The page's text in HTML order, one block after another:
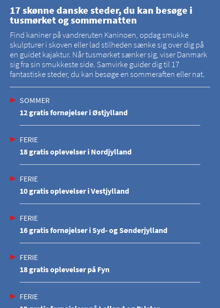
17 skønne danske steder, du kan besøge i
tusmørket og sommernatten
Find kaniner på vandreruten Kaninoen, opdag smukke
skulpturer i skoven eller lad stilheden sænke sig over dig på
en guidet kajaktur. Når tusmørket sænker sig, viser Danmark
sig fra sin smukkeste side. Samvirke guider dig til 17
fantastiske steder, du kan besøge en sommeraften eller nat.
SOMMER
12 gratis fornøjelser i Østjylland
FERIE
18 gratis oplevelser i Nordjylland
FERIE
10 gratis oplevelser i Vestjylland
FERIE
16 gratis fornøjelser i Syd- og Sønderjylland
FERIE
18 gratis oplevelser på Fyn
FERIE